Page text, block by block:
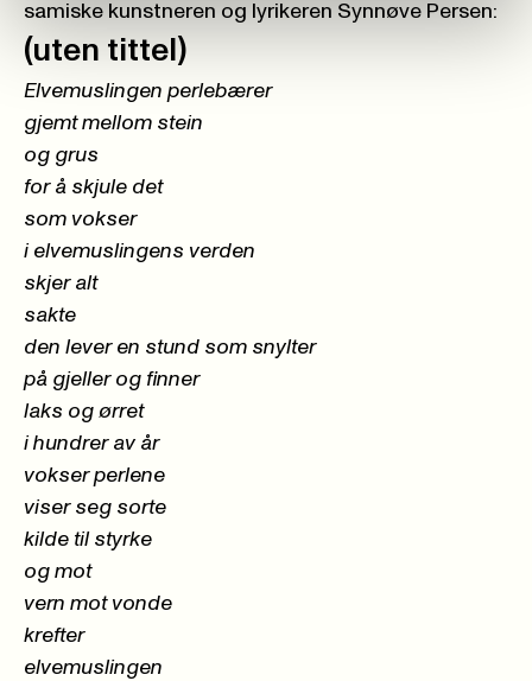
samiske kunstneren og lyrikeren Synnøve Persen:
(uten tittel)
Elvemuslingen perlebærer
gjemt mellom stein
og grus
for å skjule det
som vokser
i elvemuslingens verden
skjer alt
sakte
den lever en stund som snylter
på gjeller og finner
laks og ørret
i hundrer av år
vokser perlene
viser seg sorte
kilde til styrke
og mot
vern mot vonde
krefter
elvemuslingen